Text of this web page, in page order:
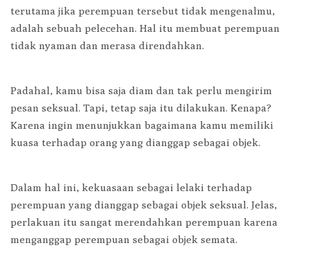
terutama jika perempuan tersebut tidak mengenalmu,
adalah sebuah pelecehan. Hal itu membuat perempuan
tidak nyaman dan merasa direndahkan.
Padahal, kamu bisa saja diam dan tak perlu mengirim
pesan seksual. Tapi, tetap saja itu dilakukan. Kenapa?
Karena ingin menunjukkan bagaimana kamu memiliki
kuasa terhadap orang yang dianggap sebagai objek.
Dalam hal ini, kekuasaan sebagai lelaki terhadap
perempuan yang dianggap sebagai objek seksual. Jelas,
perlakuan itu sangat merendahkan perempuan karena
menganggap perempuan sebagai objek semata.